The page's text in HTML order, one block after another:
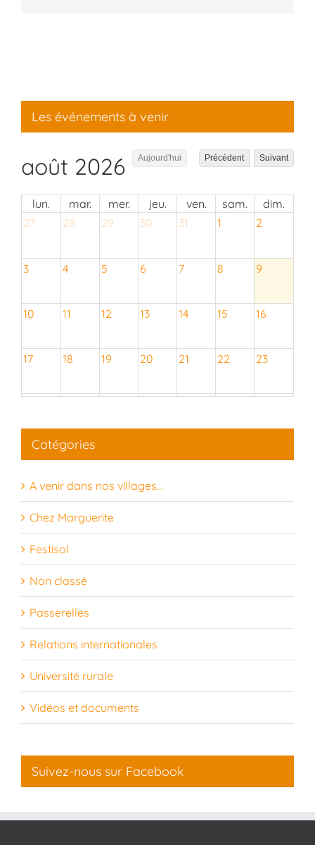
Les événements à venir
août 2026 Aujourd'hui Précédent Suivant
lun. mar. mer. jeu. ven. sam.
dim.
27
28 29 30 31 1 2
3 4 5 6 7 8 9
10 11 12 13 14 15 16
17 18 19 20 21 22 23
31 1
Catégories
A venir dans nos villages…
Chez Marguerite
Festisol
Non classé
Passerelles
Relations internationales
Université rurale
Vidéos et documents
Suivez-nous sur Facebook